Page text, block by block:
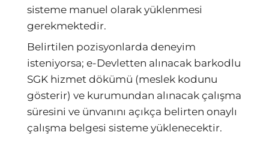
sisteme manuel olarak yüklenmesi
gerekmektedir.
Belirtilen pozisyonlarda deneyim
isteniyorsa; e-Devletten alınacak barkodlu
SGK hizmet dökümü (meslek kodunu
gösterir) ve kurumundan alınacak çalışma
süresini ve ünvanını açıkça belirten onaylı
çalışma belgesi sisteme yüklenecektir.